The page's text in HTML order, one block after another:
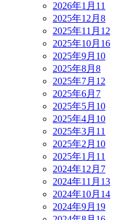
2026年1月 11
2025年12月 8
2025年11月 12
2025年10月 16
2025年9月 10
2025年8月 8
2025年7月 12
2025年6月 7
2025年5月 10
2025年4月 10
2025年3月 11
2025年2月 10
2025年1月 11
2024年12月 7
2024年11月 13
2024年10月 14
2024年9月 19